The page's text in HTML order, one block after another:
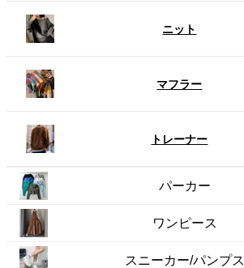
ニット
マフラー
トレーナー
パーカー
ワンピース
スニーカー/パンプス